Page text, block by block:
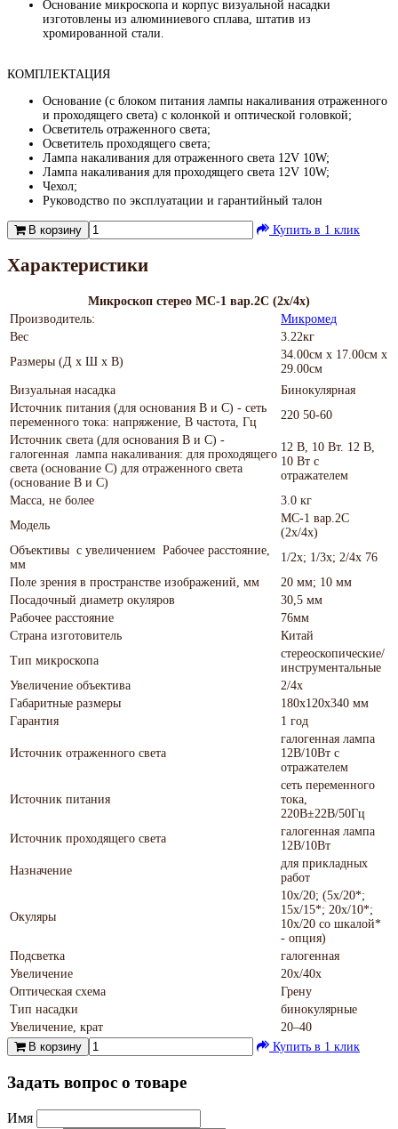
Основание микроскопа и корпус визуальной насадки
изготовлены из алюминиевого сплава, штатив из
хромированной стали.
КОМПЛЕКТАЦИЯ
Основание (с блоком питания лампы накаливания отраженного
и проходящего света) с колонкой и оптической головкой;
Осветитель отраженного света;
Осветитель проходящего света;
Лампа накаливания для отраженного света 12V 10W;
Лампа накаливания для проходящего света 12V 10W;
Чехол;
Руководство по эксплуатации и гарантийный талон
В корзину Купить в 1 клик
Характеристики
Микроскоп стерео МС-1 вар.2C (2х/4х)
Производитель:
Микромед
Вес
3.22кг
Размеры (Д х Ш х В)
34.00см x 17.00см x
29.00см
Визуальная насадка
Бинокулярная
Источник питания (для основания В и С) - сеть
переменного тока: напряжение, В частота, Гц
220 50-60
Источник света (для основания В и С) -
галогенная лампа накаливания: для проходящего
света (основание С) для отраженного света
(основание В и С)
12 В, 10 Вт. 12 В,
10 Вт с
отражателем
Масса, не более
3.0 кг
Модель
МС-1 вар.2C
(2х/4х)
Объективы с увеличением Рабочее расстояние,
мм
1/2x; 1/3x; 2/4x 76
Поле зрения в пространстве изображений, мм
20 мм; 10 мм
Посадочный диаметр окуляров
30,5 мм
Рабочее расстояние
76мм
Страна изготовитель
Китай
Тип микроскопа
стереоскопические/
инструментальные
Увеличение объектива
2/4x
Габаритные размеры
180x120x340 мм
Гарантия
1 год
Источник отраженного света
галогенная лампа
12В/10Вт с
отражателем
Источник питания
сеть переменного
тока,
220В±22В/50Гц
Источник проходящего света
галогенная лампа
12В/10Вт
Назначение
для прикладных
работ
Окуляры
10х/20; (5х/20*;
15х/15*; 20х/10*;
10х/20 со шкалой*
- опция)
Подсветка
галогенная
Увеличение
20х/40х
Оптическая схема
Грену
Тип насадки
бинокулярные
Увеличение, крат
20–40
В корзину
Купить в 1 клик
Задать вопрос о товаре
Имя